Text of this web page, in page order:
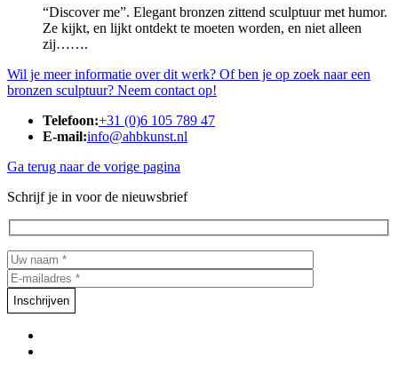
“Discover me”. Elegant bronzen zittend sculptuur met humor.
Ze kijkt, en lijkt ontdekt te moeten worden, en niet alleen
zij…….
Wil je meer informatie over dit werk? Of ben je op zoek naar een
bronzen sculptuur? Neem contact op!
Telefoon:+31 (0)6 105 789 47
E-mail:info@ahbkunst.nl
Ga terug naar de vorige pagina
Schrijf je in voor de nieuwsbrief